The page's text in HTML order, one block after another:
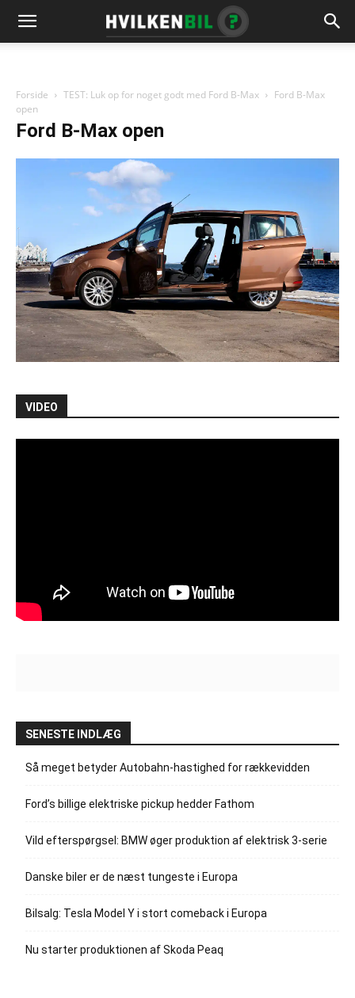
Forside TEST: Luk op for noget godt med Ford B-Max
Ford B-Max
open
Ford B-Max open
VIDEO
SENESTE INDLÆG
Så meget betyder Autobahn-hastighed for rækkevidden
Ford’s billige elektriske pickup hedder Fathom
Vild efterspørgsel: BMW øger produktion af elektrisk 3-serie
Danske biler er de næst tungeste i Europa
Bilsalg: Tesla Model Y i stort comeback i Europa
Nu starter produktionen af Skoda Peaq